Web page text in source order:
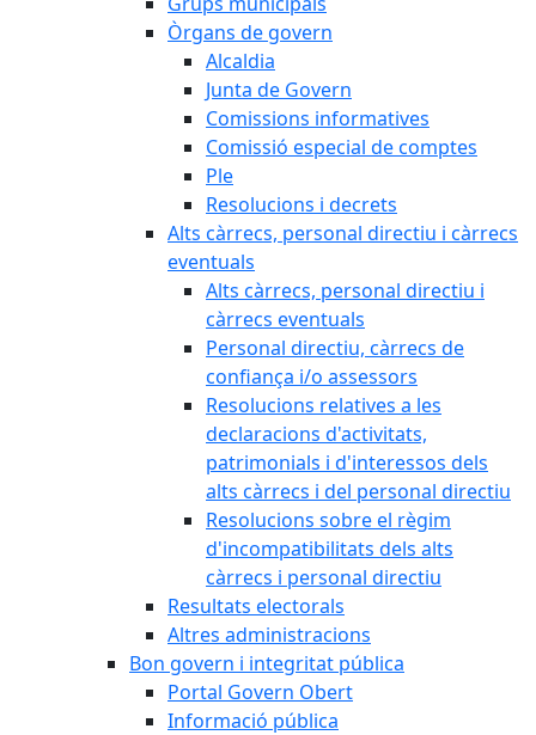
Òrgans de govern
Alcaldia
Junta de Govern
Comissions informatives
Comissió especial de comptes
Ple
Resolucions i decrets
Alts càrrecs, personal directiu i càrrecs
eventuals
Alts càrrecs, personal directiu i
càrrecs eventuals
Personal directiu, càrrecs de
confiança i/o assessors
Resolucions relatives a les
declaracions d'activitats,
patrimonials i d'interessos dels
alts càrrecs i del personal directiu
Resolucions sobre el règim
d'incompatibilitats dels alts
càrrecs i personal directiu
Resultats electorals
Altres administracions
Bon govern i integritat pública
Portal Govern Obert
Informació pública